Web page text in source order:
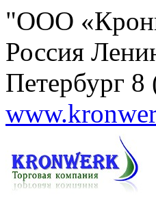
"ООО
Россия
Петербург 8